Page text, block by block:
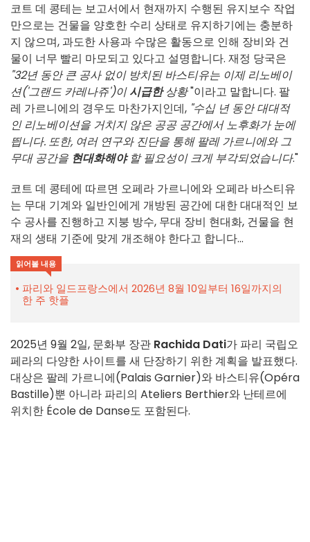
코트 데 콩테는 보고서에서 현재까지 수행된 유지보수 작업
만으로는 건물을 양호한 수리 상태로 유지하기에는 충분하
지 않으며, 과도한 사용과 수많은 활동으로 인해 장비와 건
물이 너무 빨리 마모되고 있다고 설명합니다. 재정 당국은
"32년 동안 큰 공사 없이 방치된 바스티유는 이제 리노베이
션('그랜드 카레나쥬')이 시급한 상황"이라고 말합니다. 팔
레 가르니에의 경우도 마찬가지인데, "수십 년 동안 대대적
인 리노베이션을 거치지 않은 공공 공간에서 노후화가 눈에
띕니다. 또한, 여러 연구와 진단을 통해 팔레 가르니에와 그
무대 공간을 현대화해야할 필요성이 크게 부각되었습니다."
코트 데 콩테에 따르면 오페라 가르니에와 오페라 바스티유
는 무대 기계와 일반인에게 개방된 공간에 대한 대대적인 보
수 공사를 진행하고 지붕 방수, 무대 장비 현대화, 건물을 현
재의 생태 기준에 맞게 개조해야 한다고 합니다...
읽어볼 내용
파리와 일드프랑스에서 2026년 8월 10일부터 16일까지의
한 주 핫플
2025년 9월 2일, 문화부 장관 Rachida Dati가 파리 국립오
페라의 다양한 사이트를 새 단장하기 위한 계획을 발표했다.
대상은 팔레 가르니에(Palais Garnier)와 바스티유(Opéra
Bastille)뿐 아니라 파리의 Ateliers Berthier와 난테르에
위치한 École de Danse도 포함된다.